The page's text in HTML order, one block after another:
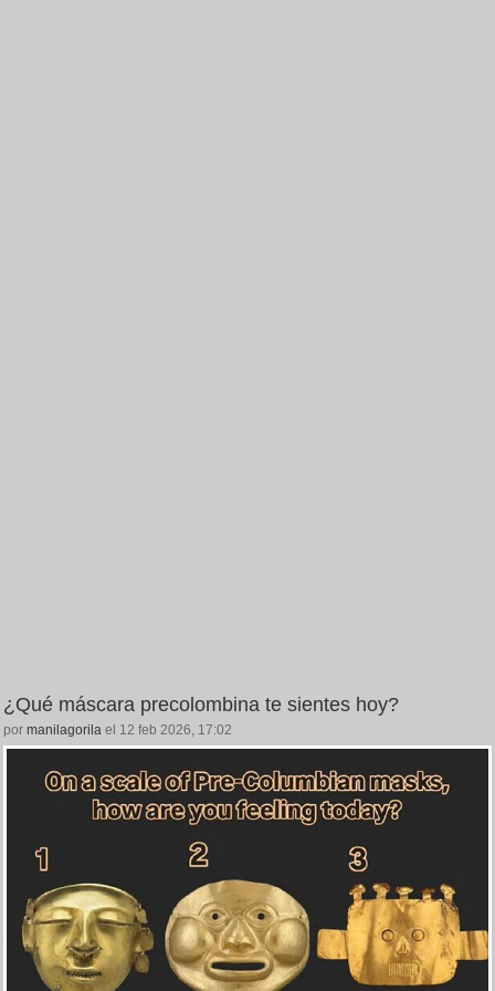
¿Qué máscara precolombina te sientes hoy?
por manilagorila el 12 feb 2026, 17:02